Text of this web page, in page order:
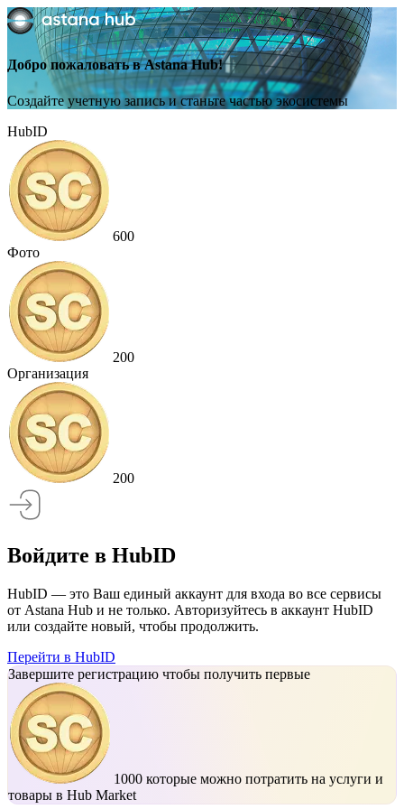
Добро пожаловать в Astana Hub!
Создайте учетную запись и станьте частью экосистемы
HubID
600
Фото
200
Организация
200
Войдите в HubID
HubID — это Ваш единый аккаунт для входа во все сервисы
от Astana Hub и не только. Авторизуйтесь в аккаунт HubID
или создайте новый, чтобы продолжить.
Перейти в HubID
Завершите регистрацию чтобы получить первые
1000 которые можно потратить на услуги и
товары в Hub Market